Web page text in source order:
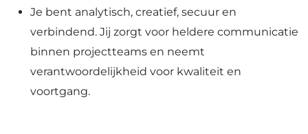
Je bent analytisch, creatief, secuur en
verbindend. Jij zorgt voor heldere communicatie
binnen projectteams en neemt
verantwoordelijkheid voor kwaliteit en
voortgang.